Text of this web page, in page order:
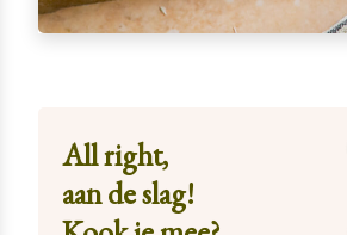
All right,
aan de slag!